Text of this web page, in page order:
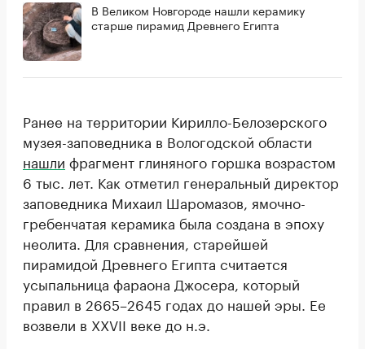
В Великом Новгороде нашли керамику
старше пирамид Древнего Египта
Ранее на территории Кирилло-Белозерского
музея-заповедника в Вологодской области
нашли фрагмент глиняного горшка возрастом
6 тыс. лет. Как отметил генеральный директор
заповедника Михаил Шаромазов, ямочно-
гребенчатая керамика была создана в эпоху
неолита. Для сравнения, старейшей
пирамидой Древнего Египта считается
усыпальница фараона Джосера, который
правил в 2665–2645 годах до нашей эры. Ее
возвели в XXVII веке до н.э.